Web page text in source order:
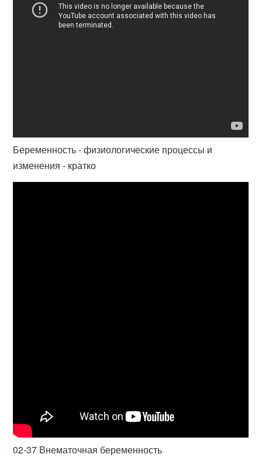
Беременность - физиологические процессы и
изменения - кратко
02-37 Внематочная беременность